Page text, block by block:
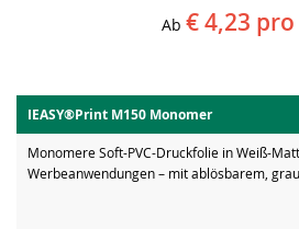
Ab € 4,23 pro
IEASY®Print M150 Monomer
Monomere Soft-PVC-Druckfolie in Weiß-
Werbeanwendungen – mit ablösbarem,